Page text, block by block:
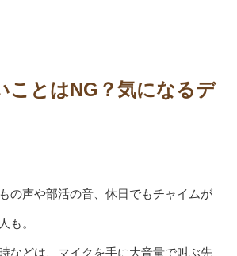
ことはNG？気になるデ
の声や部活の音、休日でもチャイムが
も。
などは、マイクを手に大音量で叫ぶ先